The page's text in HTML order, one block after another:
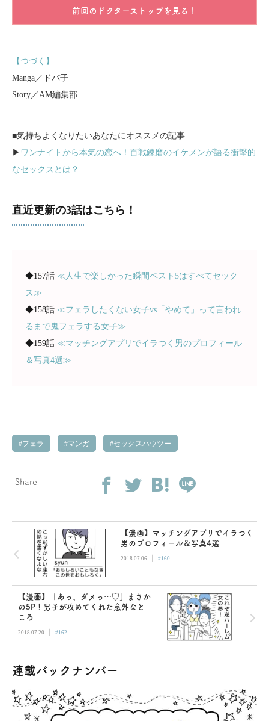
前回のドクターストップを見る！
【つづく】
Manga／ドバ子
Story／AM編集部
■気持ちよくなりたいあなたにオススメの記事
▶ ワンナイトから本気の恋へ！百戦錬磨のイケメンが語る衝撃的
なセックスとは？
直近更新の3話はこちら！
◆157話 ≪人生で楽しかった瞬間ベスト5はすべてセック
ス≫
◆158話 ≪フェラしたくない女子vs「やめて」って言われ
るまで鬼フェラする女子≫
◆159話 ≪マッチングアプリでイラつく男のプロフィール
＆写真4選≫
フェラ マンガ セックスハウツー
Share
【漫画】マッチングアプリでイラつく
男のプロフィール＆写真4選
2018.07.06 | #160
【漫画】「あっ、ダメっ…♡」まさか
の5P！男子が攻めてくれた意外なと
ころ
2018.07.20 | #162
連載バックナンバー